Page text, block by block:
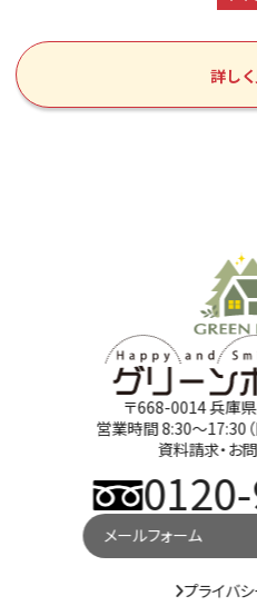
詳し
〒668-0014 兵庫
営業時間 8:30～17:30（
資料請求・お
メールフォーム
プライバ